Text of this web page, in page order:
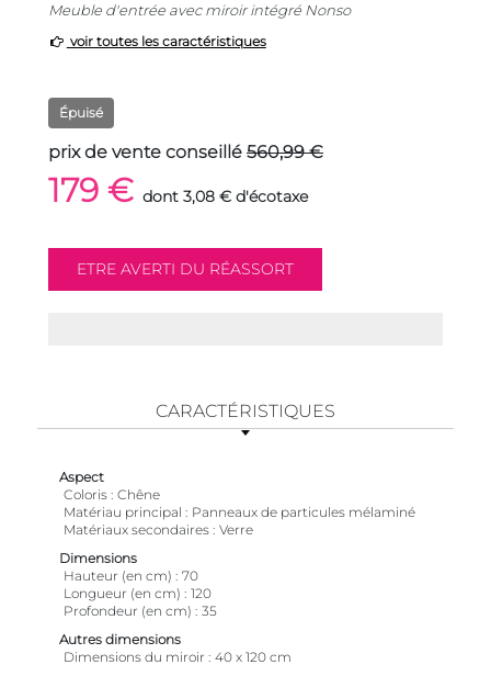
Meuble d'entrée avec miroir intégré Nonso
voir toutes les caractéristiques
Épuisé
prix de vente conseillé 560,99 €
179 € dont 3,08 € d'écotaxe
CARACTÉRISTIQUES
Aspect
Coloris Chêne
Matériau principal
Panneaux de particules mélaminé
Matériaux secondaires Verre
Dimensions
Hauteur (en cm)
70
Longueur (en cm)
120
Profondeur (en cm)
35
Autres dimensions
Dimensions du miroir
40 x 120 cm